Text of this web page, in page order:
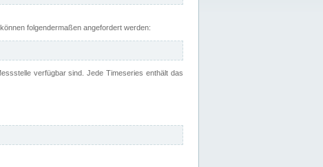
folgendermaßen angefordert werden:
verfügbar sind. Jede Timeseries enthält das